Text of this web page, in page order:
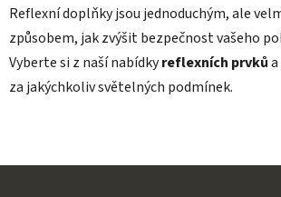
Reflexní doplňky jsou jednoduchým, ale
způsobem, jak zvýšit bezpečnost vašeho
Vyberte si z naší nabídkyreflexních prvků
za jakýchkoliv světelných podmínek.